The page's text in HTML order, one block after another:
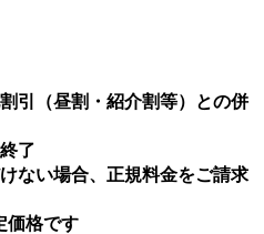
引（昼割・紹介割等）との併
了
ない場合、正規料金をご請求
価格です